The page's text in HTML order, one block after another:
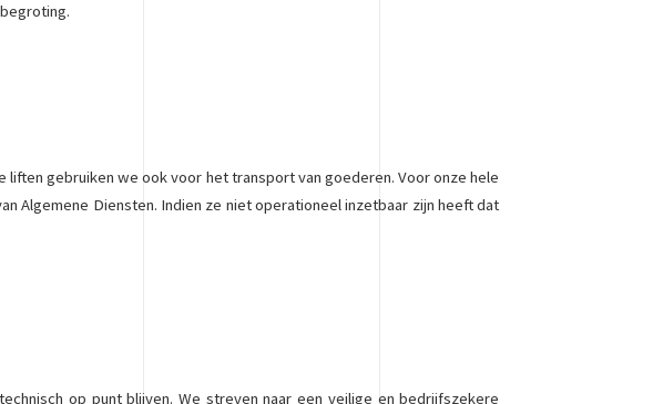
gebruiken we ook voor het transport van goederen. Voor onze hele
Algemene Diensten. Indien ze niet operationeel inzetbaar zijn heeft dat
op punt blijven. We streven naar een veilige en bedrijfszekere